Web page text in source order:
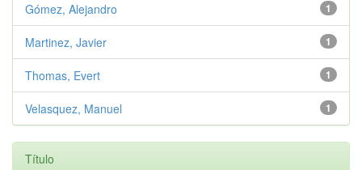
1
Gómez, Alejandro
1
Martinez, Javier
1
Thomas, Evert
1
Velasquez, Manuel
Título